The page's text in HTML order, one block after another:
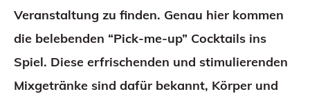
Veranstaltung zu finden. Genau hier kommen
die belebenden “Pick-me-up” Cocktails ins
Spiel. Diese erfrischenden und stimulierenden
Mixgetränke sind dafür bekannt, Körper und